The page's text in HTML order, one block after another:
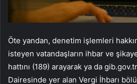
Öte yandan, denetim işlemleri
isteyen vatandaşların ihbar ve
hattını (189) arayarak ya da
Dairesinde yer alan Vergi İhbarı